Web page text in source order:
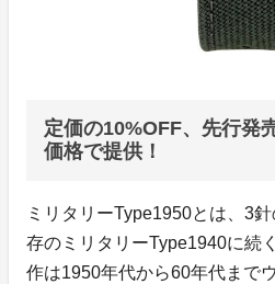
定価の10%OFF、先行発
価格で提供！
ミリタリーType1950とは、3
存のミリタリーType1940に続
作は1950年代から60年代まで